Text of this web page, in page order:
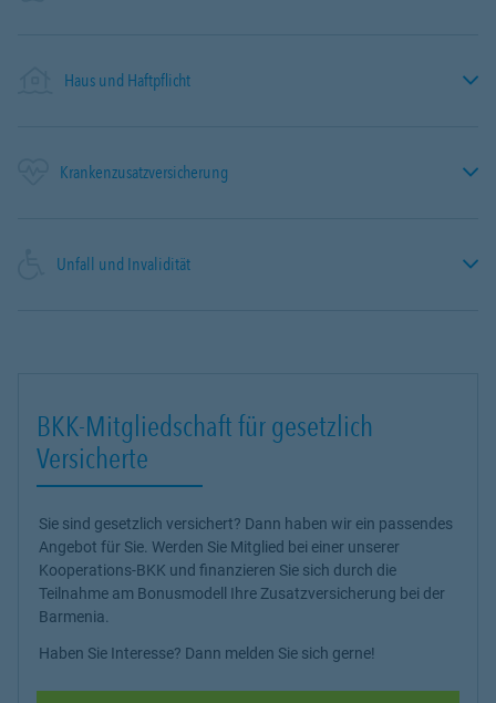
Haus und Haftpflicht
Krankenzusatzversicherung
Unfall und Invalidität
BKK-Mitgliedschaft für gesetzlich
Versicherte
Sie sind gesetzlich versichert? Dann haben wir ein passendes
Angebot für Sie. Werden Sie Mitglied bei einer unserer
Kooperations-BKK und finanzieren Sie sich durch die
Teilnahme am Bonusmodell Ihre Zusatzversicherung bei der
Barmenia.
Haben Sie Interesse? Dann melden Sie sich gerne!